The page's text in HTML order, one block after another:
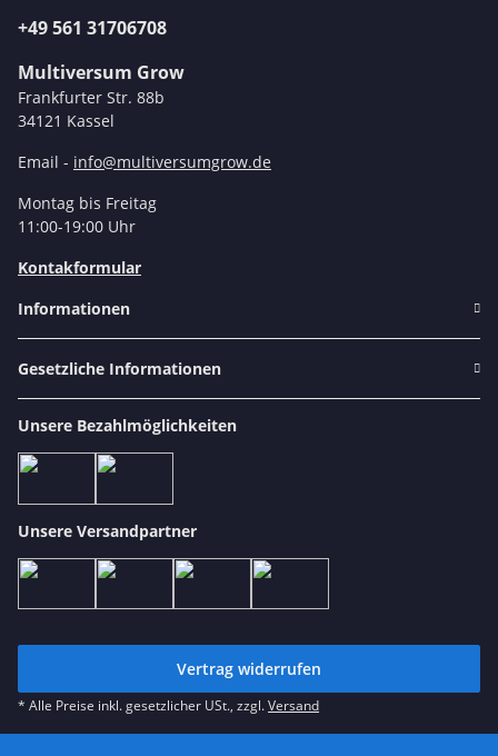
+49 561 31706708
Multiversum Grow
Frankfurter Str. 88b
34121 Kassel
Email - info@multiversumgrow.de
Montag bis Freitag
11:00-19:00 Uhr
Kontakformular
Informationen
Gesetzliche Informationen
Unsere Bezahlmöglichkeiten
Unsere Versandpartner
Vertrag widerrufen
* Alle Preise inkl. gesetzlicher USt., zzgl.Versand